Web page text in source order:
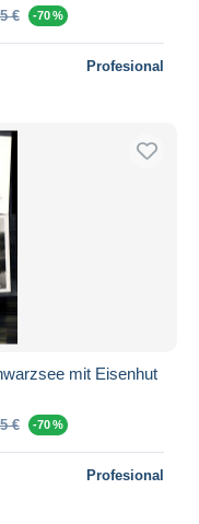
€ -70 %
Profesional
mit Eisenhut
€ -70 %
Profesional